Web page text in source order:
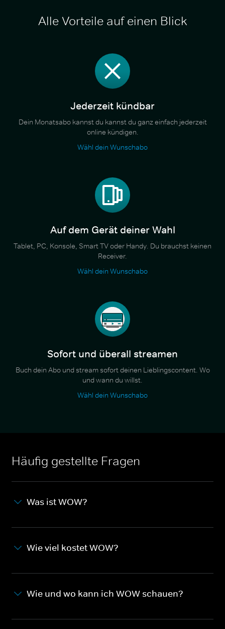
Alle Vorteile auf einen Blick
Jederzeit kündbar
Dein Monatsabo kannst du kannst du ganz einfach jederzeit
online kündigen.
Wähl dein Wunschabo
Auf dem Gerät deiner Wahl
Tablet, PC, Konsole, Smart TV oder Handy. Du brauchst keinen
Receiver.
Wähl dein Wunschabo
Sofort und überall streamen
Buch dein Abo und stream sofort deinen Lieblingscontent. Wo
und wann du willst.
Wähl dein Wunschabo
Häufig gestellte Fragen
Was ist WOW?
Wie viel kostet WOW?
Wie und wo kann ich WOW schauen?